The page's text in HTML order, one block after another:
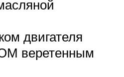
двигателя
веретенным